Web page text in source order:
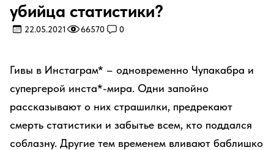
убийца статистики?
22.05.2021 66570 0
Гивы в Инстаграм* – одновременно Чупакабра и
супергерой инста*-мира. Одни запойно
рассказывают о них страшилки, предрекают
смерть статистики и забытье всем, кто поддался
соблазну. Другие тем временем вливают баблишко